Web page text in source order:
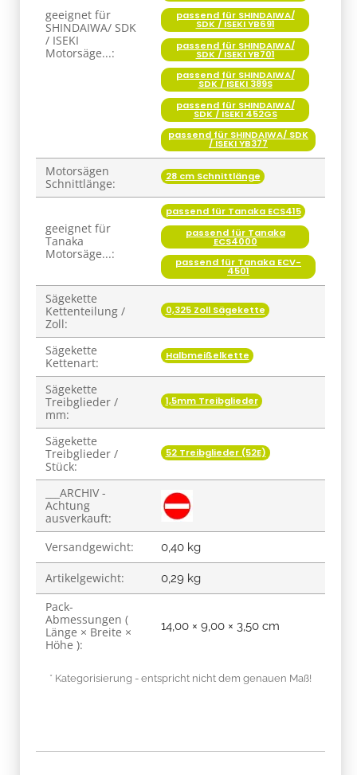
Motorsäge...:
passend für SHINDAIWA/
SDK / ISEKI YB701
passend für SHINDAIWA/
SDK / ISEKI 389S
passend für SHINDAIWA/
SDK / ISEKI 452GS
passend für SHINDAIWA/ SDK
/ ISEKI YB377
28 cm Schnittlänge
geeignet für
passend für Tanaka ECS415
passend für Tanaka
ECS4000
passend für Tanaka ECV-
4501
Sägekette
Zoll:
0,325 Zoll Sägekette
Sägekette
Kettenart:
Halbmeißelkette
Sägekette
Treibglieder /
mm:
1,5mm Treibglieder
Sägekette
Treibglieder /
Stück:
___ARCHIV -
Achtung
ausverkauft:
Versandgewicht:
0,40 kg
Artikelgewicht: 0,29 kg
Abmessungen (
Länge × Breite ×
Höhe ):
14,00 × 9,00 × 3,50 cm
* Kategorisierung - entspricht nicht dem genauen Maß!